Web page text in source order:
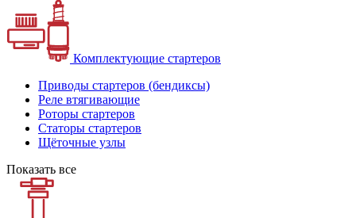
Комплектующие стартеров
Приводы стартеров (бендиксы)
Реле втягивающие
Роторы стартеров
Статоры стартеров
Щёточные узлы
Показать все